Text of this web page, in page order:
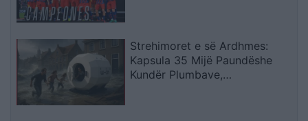
Strehimoret e së Ardhmes:
Kapsula 35 Mijë Paundëshe
Kundër Plumbave,